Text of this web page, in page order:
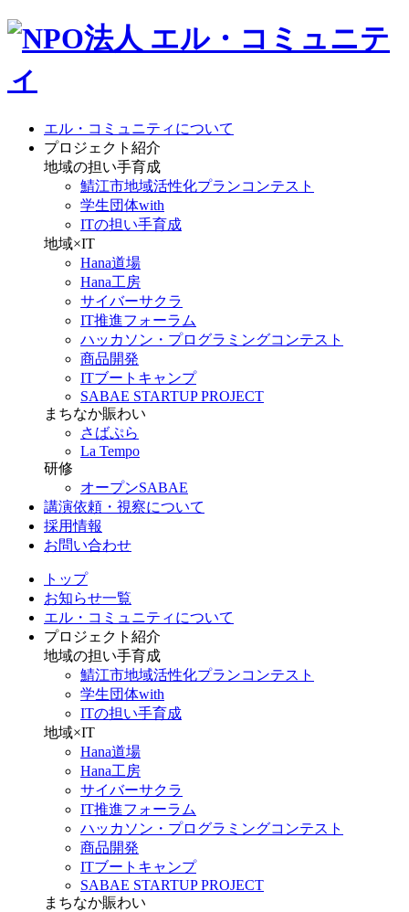
エル・コミュニティについて
プロジェクト紹介
地域の担い手育成
鯖江市地域活性化プランコンテスト
学生団体with
ITの担い手育成
地域×IT
Hana道場
Hana工房
サイバーサクラ
IT推進フォーラム
ハッカソン・プログラミングコンテスト
商品開発
ITブートキャンプ
SABAE STARTUP PROJECT
まちなか賑わい
さばぷら
La Tempo
研修
オープンSABAE
講演依頼・視察について
採用情報
お問い合わせ
トップ
お知らせ一覧
エル・コミュニティについて
プロジェクト紹介
地域の担い手育成
鯖江市地域活性化プランコンテスト
学生団体with
ITの担い手育成
地域×IT
Hana道場
Hana工房
サイバーサクラ
IT推進フォーラム
ハッカソン・プログラミングコンテスト
商品開発
ITブートキャンプ
SABAE STARTUP PROJECT
まちなか賑わい